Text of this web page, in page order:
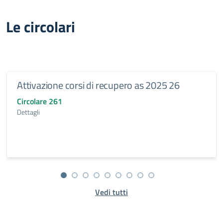
Le circolari
Attivazione corsi di recupero as 2025 26
Circolare 261
Dettagli
Vedi tutti